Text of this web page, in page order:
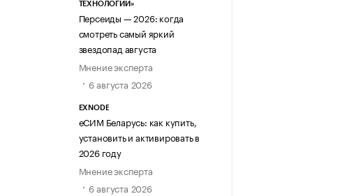
ТЕХНОЛОГИИ»
Персеиды — 2026: когда
смотреть самый яркий
звездопад августа
Мнение эксперта
6 августа 2026
EXNODE
еСИМ Беларусь: как купить,
установить и активировать в
2026 году
Мнение эксперта
6 августа 2026